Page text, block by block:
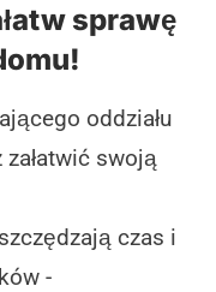
sprawę
oddziału
swoją
czas i
-